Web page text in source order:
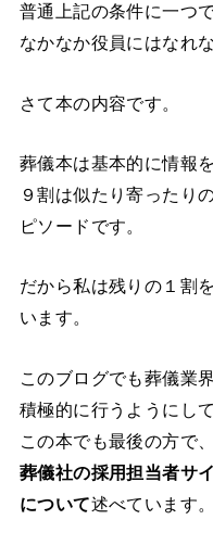
普通上記の条件に一つ
なかなか役員にはなれ
さて本の内容です。
葬儀本は基本的に情報
９割は似たり寄ったり
ピソードです。
だから私は残りの１割
います。
このブログでも葬儀業
積極的に行うようにし
この本でも最後の方で、
葬儀社の採用担当者サ
について述べています。